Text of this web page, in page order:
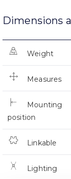
Dimensions
Weight
Measures
Mounting
position
Linkable
Lighting